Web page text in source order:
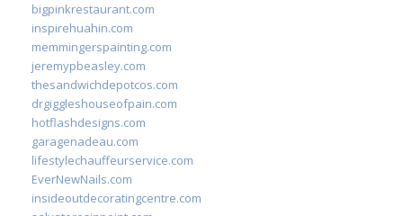
bigpinkrestaurant.com
inspirehuahin.com
memmingerspainting.com
jeremypbeasley.com
thesandwichdepotcos.com
drgiggleshouseofpain.com
hotflashdesigns.com
garagenadeau.com
lifestylechauffeurservice.com
EverNewNails.com
insideoutdecoratingcentre.com